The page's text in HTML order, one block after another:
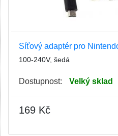
Síťový adaptér pro
100-240V, šedá
Dostupnost: Velký sklad
169 Kč